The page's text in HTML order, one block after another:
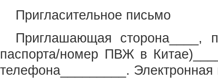
Пригласительное письмо
Приглашающая сторона____,
паспорта/номер ПВЖ в
телефона_________. Электронная